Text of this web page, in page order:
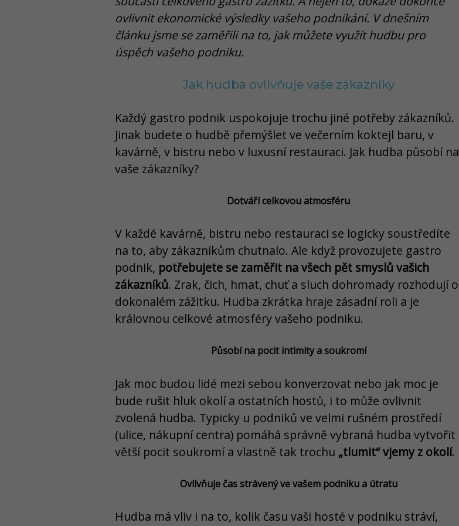
ovlivnit ekonomické výsledky vašeho podnikání. V dnešním
článku jsme se zaměřili na to, jak můžete využít hudbu pro
úspěch vašeho podniku.
Jak hudba ovlivňuje vaše zákazníky
Každý gastro podnik uspokojuje trochu jiné potřeby zákazníků.
Jinak budete o hudbě přemýšlet ve večerním koktejl baru, v
kavárně, v bistru nebo v luxusní restauraci. Jak hudba působí na
vaše zákazníky?
Dotváří celkovou atmosféru
V každé kavárně, bistru nebo restauraci se logicky soustředíte
na to, aby zákazníkům chutnalo. Ale když provozujete gastro
podnik, potřebujete se zaměřit na všech pět smyslů vašich
zákazníků. Zrak, čich, hmat, chuť a sluch dohromady rozhodují o
dokonalém zážitku. Hudba zkrátka hraje zásadní roli a je
královnou celkové atmosféry vašeho podniku.
Působí na pocit intimity a soukromí
Jak moc budou lidé mezi sebou konverzovat nebo jak moc je
bude rušit hluk okolí a ostatních hostů, i to může ovlivnit
zvolená hudba. Typicky u podniků ve velmi rušném prostředí
(ulice, nákupní centra) pomáhá správně vybraná hudba vytvořit
větší pocit soukromí a vlastně tak trochu „tlumit“ vjemy z okolí.
Ovlivňuje čas strávený ve vašem podniku a útratu
Hudba má vliv i na to, kolik času vaši hosté v podniku stráví,